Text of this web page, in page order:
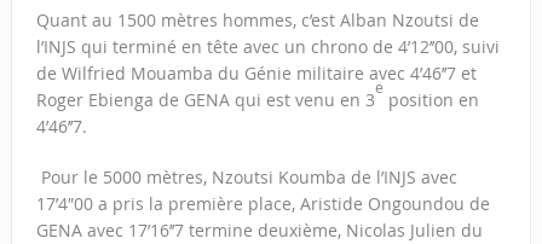
Quant au 1500 mètres hommes, c’est Alban Nzoutsi de
l’INJS qui terminé en tête avec un chrono de 4’12’’00, suivi
de Wilfried Mouamba du Génie militaire avec 4’46’’7 et
Roger Ebienga de GENA qui est venu en 3
e
position en
4’46’’7.
Pour le 5000 mètres, Nzoutsi Koumba de l’INJS avec
17’4″00 a pris la première place, Aristide Ongoundou de
GENA avec 17’16’’7 termine deuxième, Nicolas Julien du